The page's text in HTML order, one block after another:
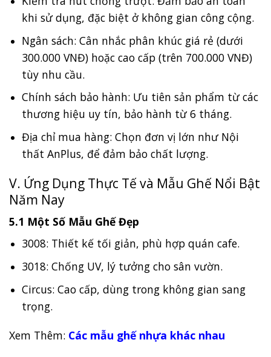
khi sử dụng, đặc biệt ở không gian công cộng.
Ngân sách: Cân nhắc phân khúc giá rẻ (dưới
300.000 VNĐ) hoặc cao cấp (trên 700.000 VNĐ)
tùy nhu cầu.
Chính sách bảo hành: Ưu tiên sản phẩm từ các
thương hiệu uy tín, bảo hành từ 6 tháng.
Địa chỉ mua hàng: Chọn đơn vị lớn như Nội
thất AnPlus, để đảm bảo chất lượng.
V. Ứng Dụng Thực Tế và Mẫu Ghế Nổi Bật
Năm Nay
5.1 Một Số Mẫu Ghế Đẹp
3008: Thiết kế tối giản, phù hợp quán cafe.
3018: Chống UV, lý tưởng cho sân vườn.
Circus: Cao cấp, dùng trong không gian sang
trọng.
Xem Thêm: Các mẫu ghế nhựa khác nhau